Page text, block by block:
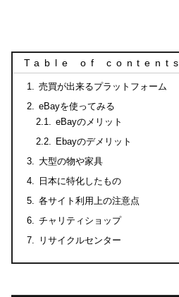
Table of contents
売買が出来るプラットフォーム
eBayを使ってみる
eBayのメリット
Ebayのデメリット
大型の物や家具
日本に特化したもの
各サイト利用上の注意点
チャリティショップ
リサイクルセンター